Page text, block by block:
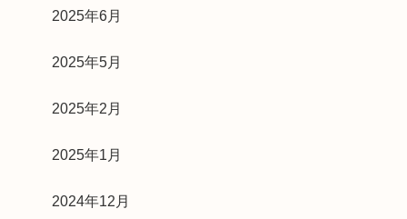
2025年6月
2025年5月
2025年2月
2025年1月
2024年12月